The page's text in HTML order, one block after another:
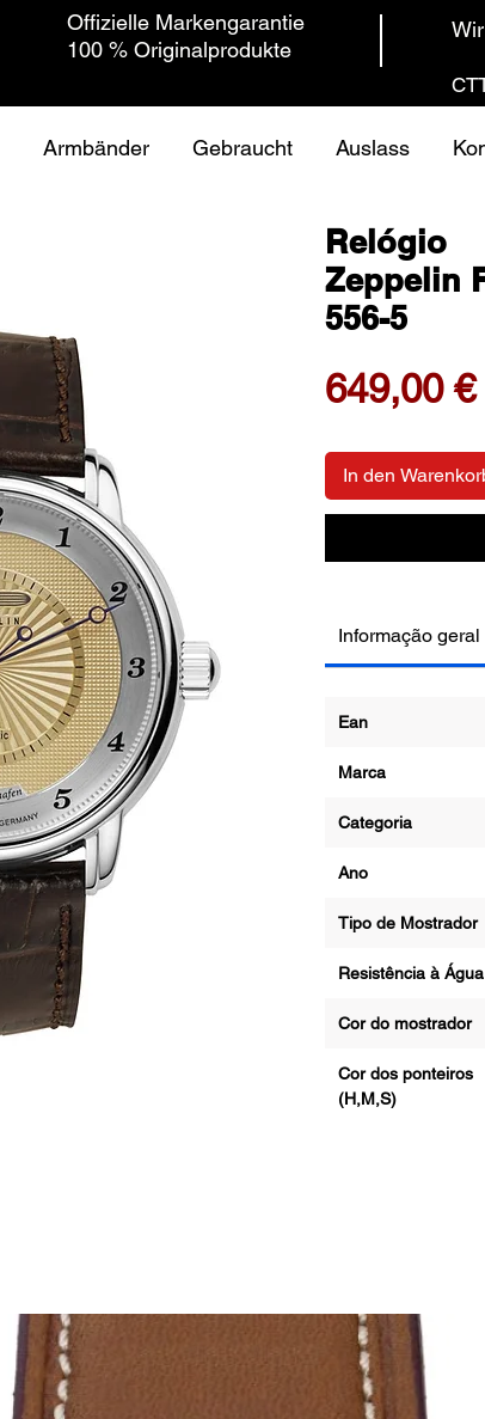
100 % Originalprodukte
Offizielle Markengarantie
Armbänder Gebraucht Auslass
Relógio
Zeppelin
556-5
649,00 €
In den
Informação geral
Ean
Marca
Categoria
Ano
Tipo de
Resistência à
Cor do mostrador
Cor dos ponteiros
(H,M,S)